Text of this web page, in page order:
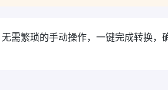
需繁琐的手动操作，一键完成转换